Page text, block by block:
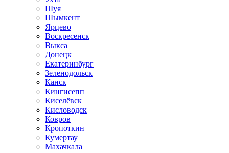
Шуя
Шымкент
Ярцево
Воскресенск
Выкса
Донецк
Екатеринбург
Зеленодольск
Канск
Кингисепп
Киселёвск
Кисловодск
Ковров
Кропоткин
Кумертау
Махачкала